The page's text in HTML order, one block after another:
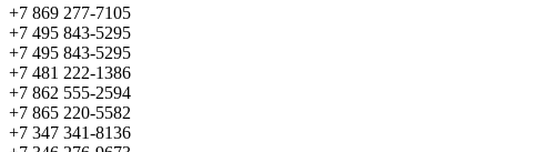
+7 869 277-7105
+7 495 843-5295
+7 495 843-5295
+7 481 222-1386
+7 862 555-2594
+7 865 220-5582
+7 347 341-8136